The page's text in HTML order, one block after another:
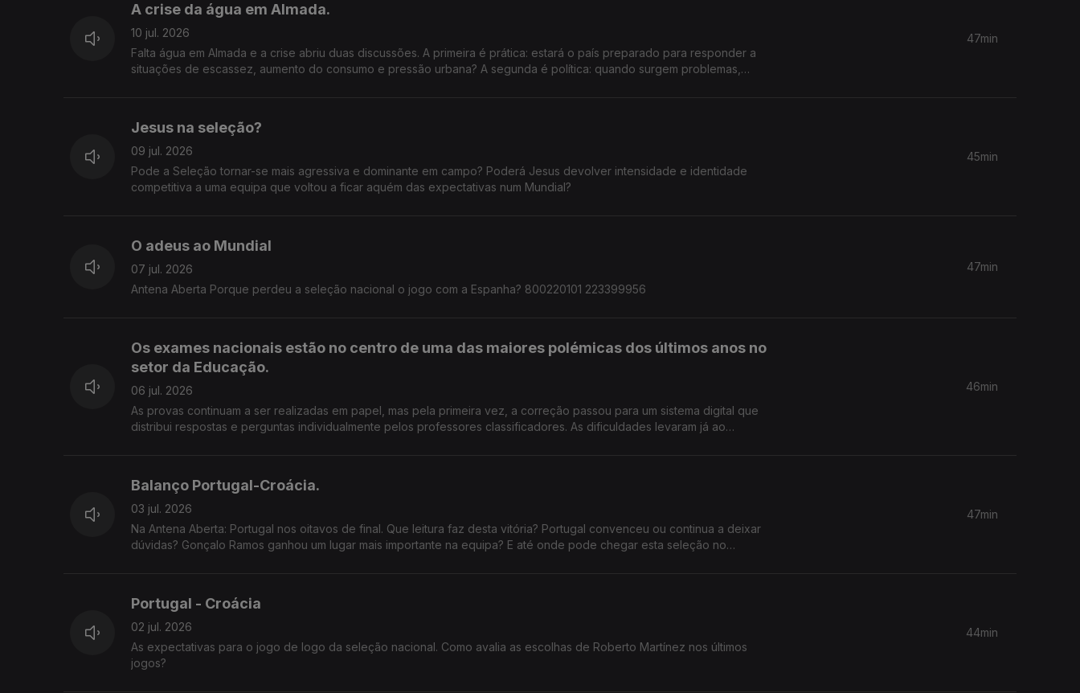
A crise da água em Almada.
10 jul. 2026
Falta água em Almada e a crise abriu duas discussões. A primeira é prática: estará o país preparado para responder a
situações de escassez, aumento do consumo e pressão urbana? A segunda é política: quando surgem problemas,
47min
Jesus na seleção?
09 jul. 2026
Pode a Seleção tornar-se mais agressiva e dominante em campo? Poderá Jesus devolver intensidade e identidade
competitiva a uma equipa que voltou a ficar aquém das expectativas num Mundial?
45min
O adeus ao Mundial
07 jul. 2026
Antena Aberta Porque perdeu a seleção nacional o jogo com a Espanha? 800220101 223399956
47min
Os exames nacionais estão no centro de uma das maiores polémicas dos últimos anos no
setor da Educação.
06 jul. 2026
As provas continuam a ser realizadas em papel, mas pela primeira vez, a correção passou para um sistema digital que
distribui respostas e perguntas individualmente pelos professores classificadores. As dificuldades levaram já ao
forma justa e rigorosa? As falhas conhecidas justificam uma revisão do processo ou considera que a modernização da
46min
Balanço Portugal-Croácia.
03 jul. 2026
Na Antena Aberta: Portugal nos oitavos de final. Que leitura faz desta vitória? Portugal convenceu ou continua a deixar
dúvidas? Gonçalo Ramos ganhou um lugar mais importante na equipa? E até onde pode chegar esta seleção no
47min
Portugal - Croácia
02 jul. 2026
As expectativas para o jogo de logo da seleção nacional. Como avalia as escolhas de Roberto Martínez nos últimos
jogos?
44min